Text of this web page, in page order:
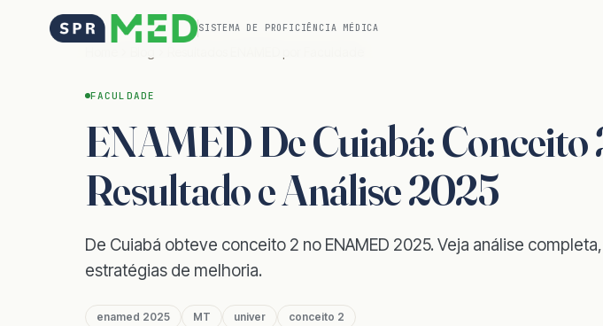
SISTEMA DE PROFICIÊNCIA MÉDICA
FACULDADE
ENAMED De Cuiabá: Conceito
Resultado e Análise 2025
De Cuiabá obteve conceito 2 no ENAMED 2025. Veja análise
estratégias de melhoria.
enamed 2025 MT univer conceito 2